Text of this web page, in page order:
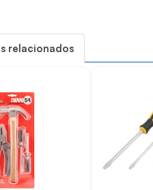
do CHAVE
instalações, manutenções e
identificação das principais
para aplicações compatíveis
seleção correta do item
relacionados